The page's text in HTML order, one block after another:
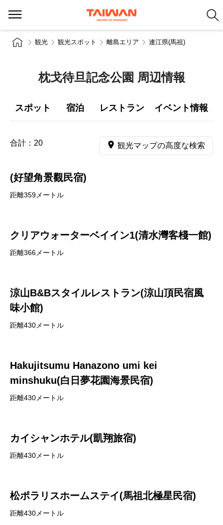
観光 観光スポット 離島エリア 連江県(馬祖)
枕戈待旦記念公園 周辺情報
スポット 宿泊 レストラン イベント情報
合計： 20 観光マップの高度な検索
(好望角景觀民宿)
距離359メートル
クリアウォーターベイイン1(清水灣客棧一館)
距離366メートル
涼山B&Bスタイルレストラン(涼山頂民宿風
味小館)
距離430メートル
Hakujitsumu Hanazono umi kei
minshuku(白日夢花園海景民宿)
距離430メートル
カイシャンホテル(凱翔旅宿)
距離430メートル
松ポラリスホームステイ(馬祖北極星民宿)
距離430メートル